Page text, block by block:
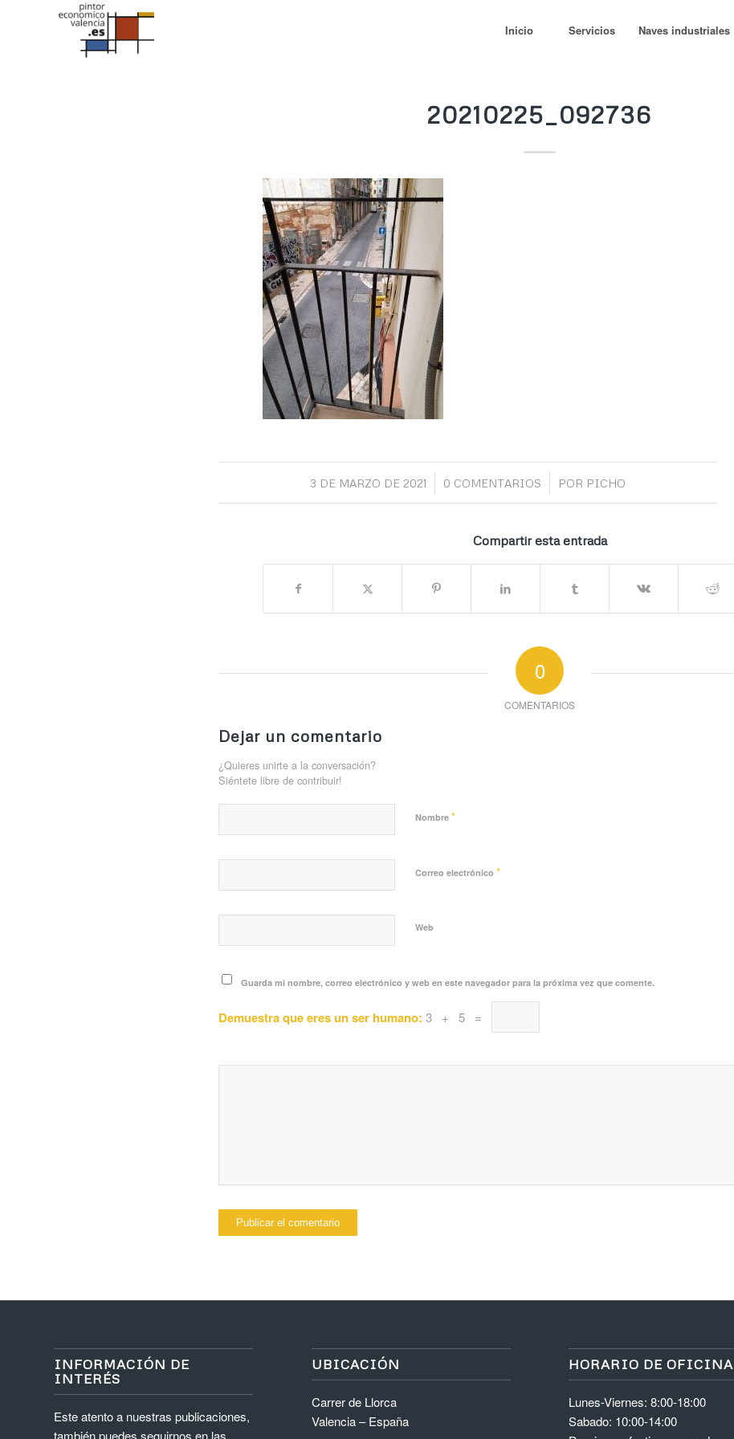
Inicio Servicios Naves industriales
20210225_092736
3 DE MARZO DE 2021
/ 0 COMENTARIOS
/ POR PICHO
Compartir esta entrada
0
COMENTARIOS
Dejar un comentario
¿Quieres unirte a la conversación?
Siéntete libre de contribuir!
Nombre *
Correo electrónico *
Web
Guarda mi nombre, correo electrónico y web en este navegador para la próxima vez que comente.
Demuestra que eres un ser humano: 3 + 5 =
INFORMACIÓN DE
INTERÉS
Este atento a nuestras publicaciones,
UBICACIÓN
Carrer de Llorca
Valencia – España
HORARIO DE OFICINA
Lunes-Viernes: 8:00-18:00
Sabado: 10:00-14:00